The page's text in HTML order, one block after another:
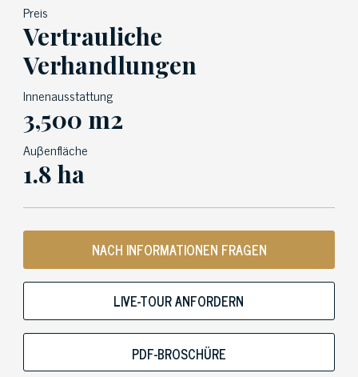
Preis
Vertrauliche
Verhandlungen
Innenausstattung
3,500 m2
Auβenfläche
1.8 ha
NACH INFORMATIONEN FRAGEN
LIVE-TOUR ANFORDERN
PDF-BROSCHÜRE